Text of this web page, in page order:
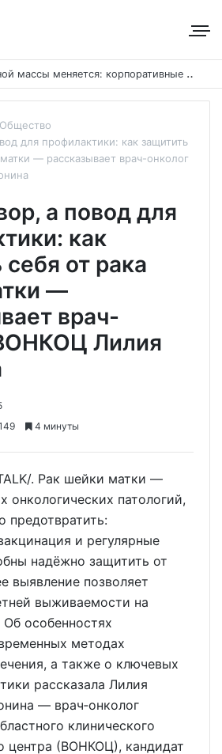
ВОтрадненской больнице завершён капремонт терапевтического корпуса
Общество
для профилактики: как защитить
— рассказывает врач-онколог
а повод для
как
от рака
—
врач-
Лилия
4 минуты
. Рак шейки матки —
онкологических патологий,
предотвратить:
и регулярные
надёжно защитить от
выявление позволяет
выживаемости на
особенностях
методах
а также о ключевых
рассказала Лилия
— врач‑онколог
клинического
центра (ВОНКОЦ), кандидат